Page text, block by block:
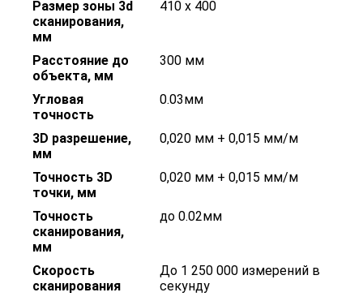
Размер зоны 3d
сканирования,
мм
410 х 400
Расстояние до
объекта, мм
300 мм
Угловая
точность
0.03мм
3D разрешение,
мм
0,020 мм + 0,015 мм/м
Точность 3D
точки, мм
0,020 мм + 0,015 мм/м
Точность
сканирования,
мм
до 0.02мм
Скорость
сканирования
До 1 250 000 измерений в
секунду